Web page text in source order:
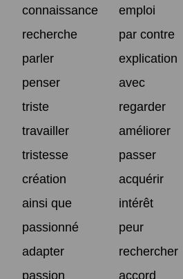
connaissance
emploi
recherche
par contre
parler
explication
penser
avec
triste
regarder
travailler
améliorer
tristesse
passer
création
acquérir
ainsi que
intérêt
passionné
peur
adapter
rechercher
passion
accord